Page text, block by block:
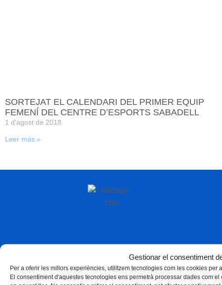
Gestionar el consentiment
Per a oferir les millors experiències, utilitzem tecnologies com les cookies
El consentiment d'aquestes tecnologies ens permetrà processar dades com
SORTEJAT EL CALENDARI DEL PRIMER EQUIP
FEMENÍ DEL CENTRE D’ESPORTS SABADELL
1 d'agost de 2018
Leer más »